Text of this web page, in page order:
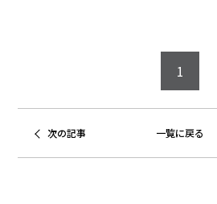
1
次の記事 一覧に戻る